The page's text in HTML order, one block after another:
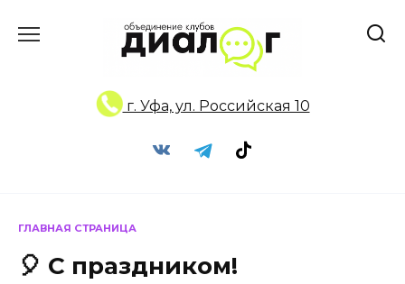
г. Уфа, ул. Российская 10
ГЛАВНАЯ СТРАНИЦА
🎈 С праздником!